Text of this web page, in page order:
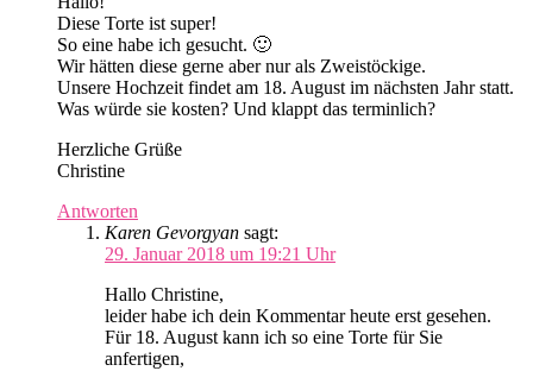
Diese Torte ist super!
So eine habe ich gesucht. 🙂
Wir hätten diese gerne aber nur als Zweistöckige.
Unsere Hochzeit findet am 18. August im nächsten Jahr statt.
Was würde sie kosten? Und klappt das terminlich?
Herzliche Grüße
Christine
Antworten
Karen Gevorgyan sagt:
29. Januar 2018 um 19:21 Uhr
Hallo Christine,
leider habe ich dein Kommentar heute erst gesehen.
Für 18. August kann ich so eine Torte für Sie
anfertigen,